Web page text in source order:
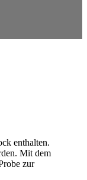
enthalten.
Mit dem
zur